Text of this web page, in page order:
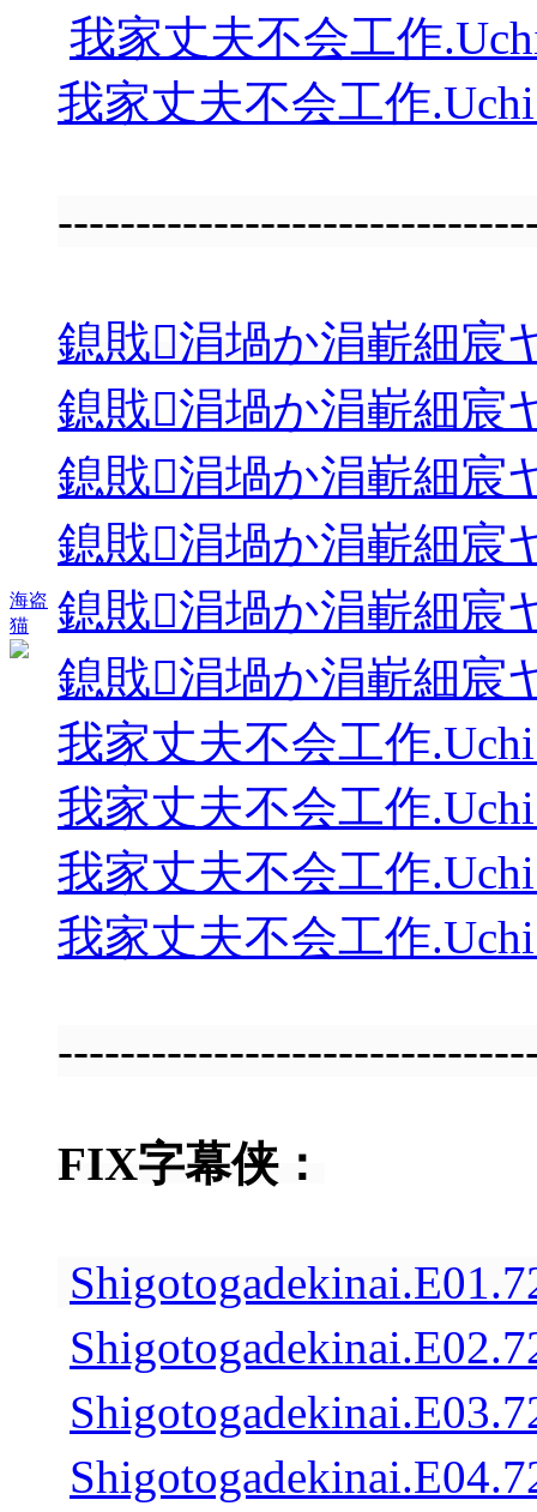
海盗
猫
我家丈夫不会工作
我家丈夫不会工作
鎴戝涓堝か涓嶄細宸
鎴戝涓堝か涓嶄細宸
鎴戝涓堝か涓嶄細宸
鎴戝涓堝か涓嶄細宸
鎴戝涓堝か涓嶄細宸
鎴戝涓堝か涓嶄細宸
我家丈夫不会工作
我家丈夫不会工作
我家丈夫不会工作
我家丈夫不会工作
FIX字幕侠：